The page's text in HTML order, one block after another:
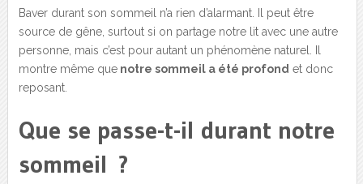
Baver durant son sommeil n’a rien d’alarmant. Il peut être
source de gêne, surtout si on partage notre lit avec une autre
personne, mais c’est pour autant un phénomène naturel. Il
montre même quenotre sommeil a été profond et donc
reposant.
Que se passe-t-il durant notre
sommeil ?